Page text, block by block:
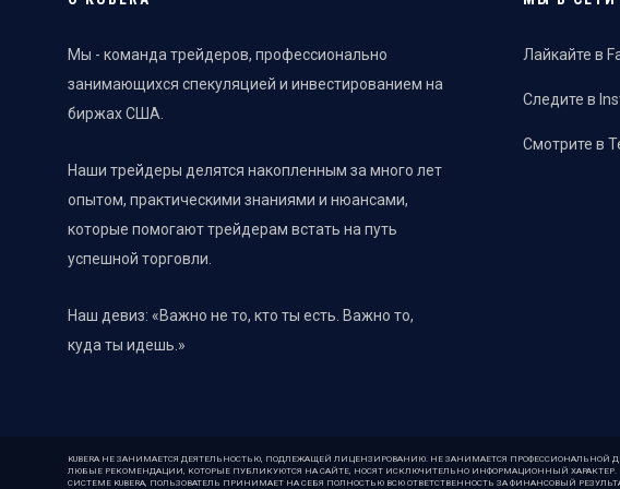
Мы - команда трейдеров, профессионально
занимающихся спекуляцией и инвестированием на
биржах США.
Наши трейдеры делятся накопленным за много лет
опытом, практическими знаниями и нюансами,
которые помогают трейдерам встать на путь
успешной торговли.
Наш девиз: «Важно не то, кто ты есть. Важно то,
куда ты идешь.»
Лайкайте в
Следите в
Смотрите в
KUBERA НЕ ЗАНИМАЕТСЯ ДЕЯТЕЛЬНОСТЬЮ, ПОДЛЕЖАЩЕЙ ЛИЦЕНЗИРОВАНИЮ. НЕ ЗАНИМАЕТСЯ
ЛЮБЫЕ РЕКОМЕНДАЦИИ, КОТОРЫЕ ПУБЛИКУЮТСЯ НА САЙТЕ, НОСЯТ ИСКЛЮЧИТЕЛЬНО ИНФОРМАЦИОННЫЙ
СИСТЕМЕ KUBERA, ПОЛЬЗОВАТЕЛЬ ПРИНИМАЕТ НА СЕБЯ ПОЛНОСТЬЮ ВСЮ ОТВЕТСТВЕННОСТЬ ЗА ФИНАНСОВЫЙ